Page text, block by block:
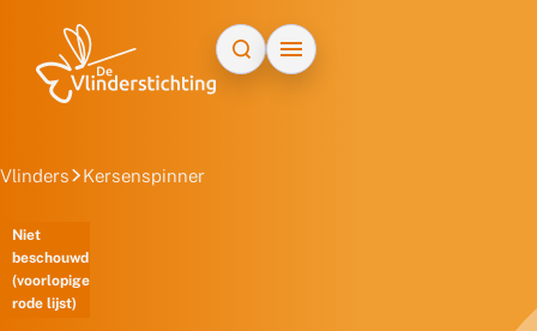
Vlinders Kersenspinner
Niet
beschouwd
(voorlopige
rode lijst)